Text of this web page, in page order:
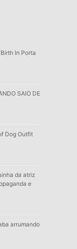
In Porta
SAIO DE
Dog Outfit
da atriz
e
arrumando